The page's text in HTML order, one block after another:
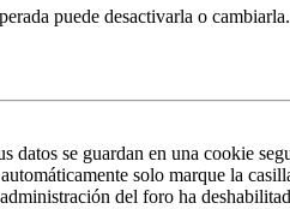
puede desactivarla o
datos se guardan en una cookie
solo marque la
del foro ha